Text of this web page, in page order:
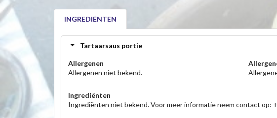
INGREDIËNTEN
Tartaarsaus portie
Allergenen
Allergenen niet bekend.
Ingrediënten
Ingrediënten niet bekend. Voor meer informatie neem contact op: